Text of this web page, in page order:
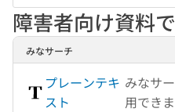
障害者向け資料
みなサーチ
プレーンテキ
スト
みなサ
用でき